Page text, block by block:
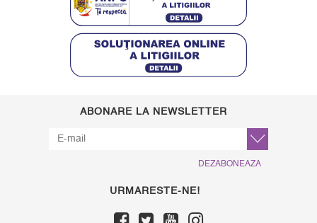
ABONARE LA NEWSLETTER
DEZABONEAZA
URMARESTE-NE!